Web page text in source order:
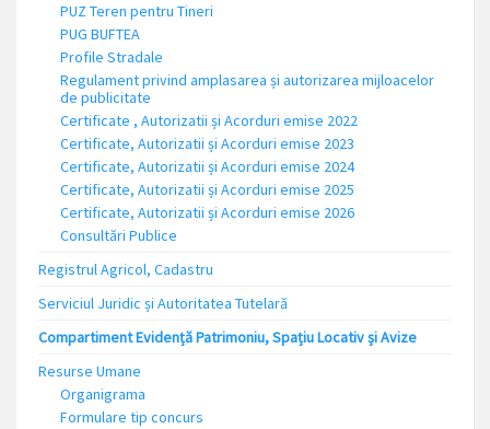
PUZ Teren pentru Tineri
PUG BUFTEA
Profile Stradale
Regulament privind amplasarea și autorizarea mijloacelor
de publicitate
Certificate , Autorizatii și Acorduri emise 2022
Certificate, Autorizatii și Acorduri emise 2023
Certificate, Autorizatii și Acorduri emise 2024
Certificate, Autorizatii și Acorduri emise 2025
Certificate, Autorizatii și Acorduri emise 2026
Consultări Publice
Registrul Agricol, Cadastru
Serviciul Juridic și Autoritatea Tutelară
Compartiment Evidență Patrimoniu, Spațiu Locativ și Avize
Resurse Umane
Organigrama
Formulare tip concurs